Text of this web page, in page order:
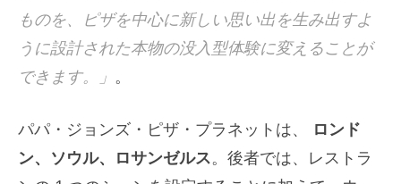
ものを、ピザを中心に新しい思い出を生み出すよ
うに設計された本物の没入型体験に変えることが
できます。」 。
パパ・ジョンズ・ピザ・プラネットは、
ロンド
ン、ソウル、ロサンゼルス。後者では、レストラ